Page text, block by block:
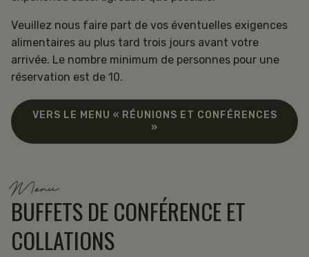
Veuillez nous faire part de vos éventuelles exigences
alimentaires au plus tard trois jours avant votre
arrivée. Le nombre minimum de personnes pour une
réservation est de 10.
VERS LE MENU « RÉUNIONS ET CONFÉRENCES
»
Menu
BUFFETS DE CONFÉRENCE ET
COLLATIONS